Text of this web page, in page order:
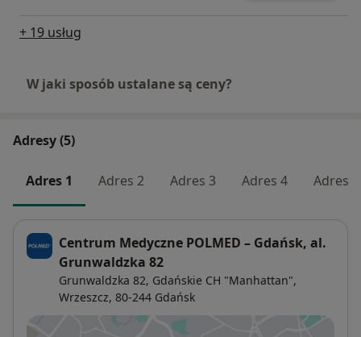
+ 19 usług
W jaki sposób ustalane są ceny?
Adresy (5)
Adres 1 Adres 2 Adres 3 Adres 4 Adres 5
Centrum Medyczne POLMED – Gdańsk, al.
Grunwaldzka 82
Grunwaldzka 82, Gdańskie CH "Manhattan",
Wrzeszcz, 80-244 Gdańsk